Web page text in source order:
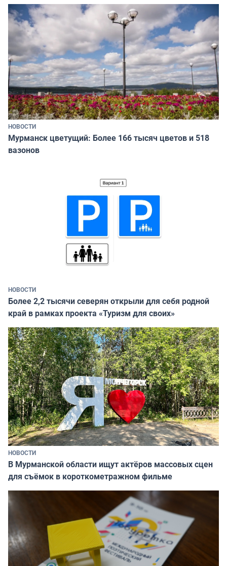
НОВОСТИ
Мурманск цветущий: Более 166 тысяч цветов и 518
вазонов
НОВОСТИ
Более 2,2 тысячи северян открыли для себя родной
край в рамках проекта «Туризм для своих»
НОВОСТИ
В Мурманской области ищут актёров массовых сцен
для съёмок в короткометражном фильме